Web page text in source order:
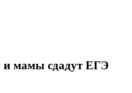
и мамы сдадут ЕГЭ